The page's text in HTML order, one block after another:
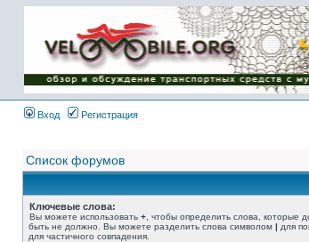
Имя пользователя:
Пароль:
{ LOG_ME_IN_SHORT
}
Вход Регистрация
Список форумов
Ключевые слова:
Вы можете использовать + , чтобы определить слова, которые
быть не должно. Вы можете разделить слова символом | для
для частичного совпадения.